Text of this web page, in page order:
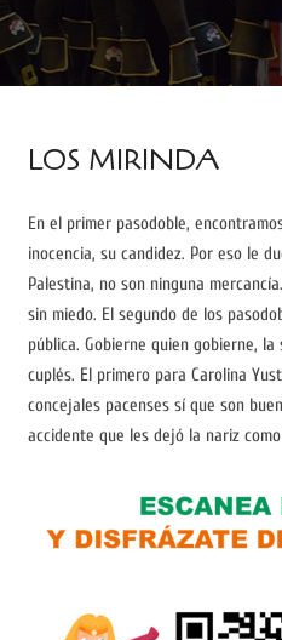
LOS MIRINDA
En el primer pasodoble,
inocencia, su candidez. Por eso le
Palestina, no son ninguna
sin miedo. El segundo de los
pública. Gobierne quien gobierne,
cuplés. El primero para Carolina
concejales pacenses sí que son
accidente que les dejó la nariz